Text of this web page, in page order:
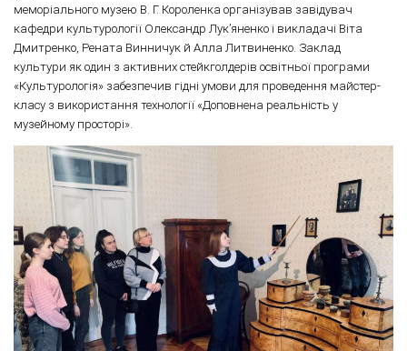
меморіального музею В. Г. Короленка організував завідувач
кафедри культурології Олександр Лук’яненко і викладачі Віта
Дмитренко, Рената Винничук й Алла Литвиненко. Заклад
культури як один з активних стейкголдерів освітньої програми
«Культурологія» забезпечив гідні умови для проведення майстер-
класу з використання технології «Доповнена реальність у
музейному просторі».